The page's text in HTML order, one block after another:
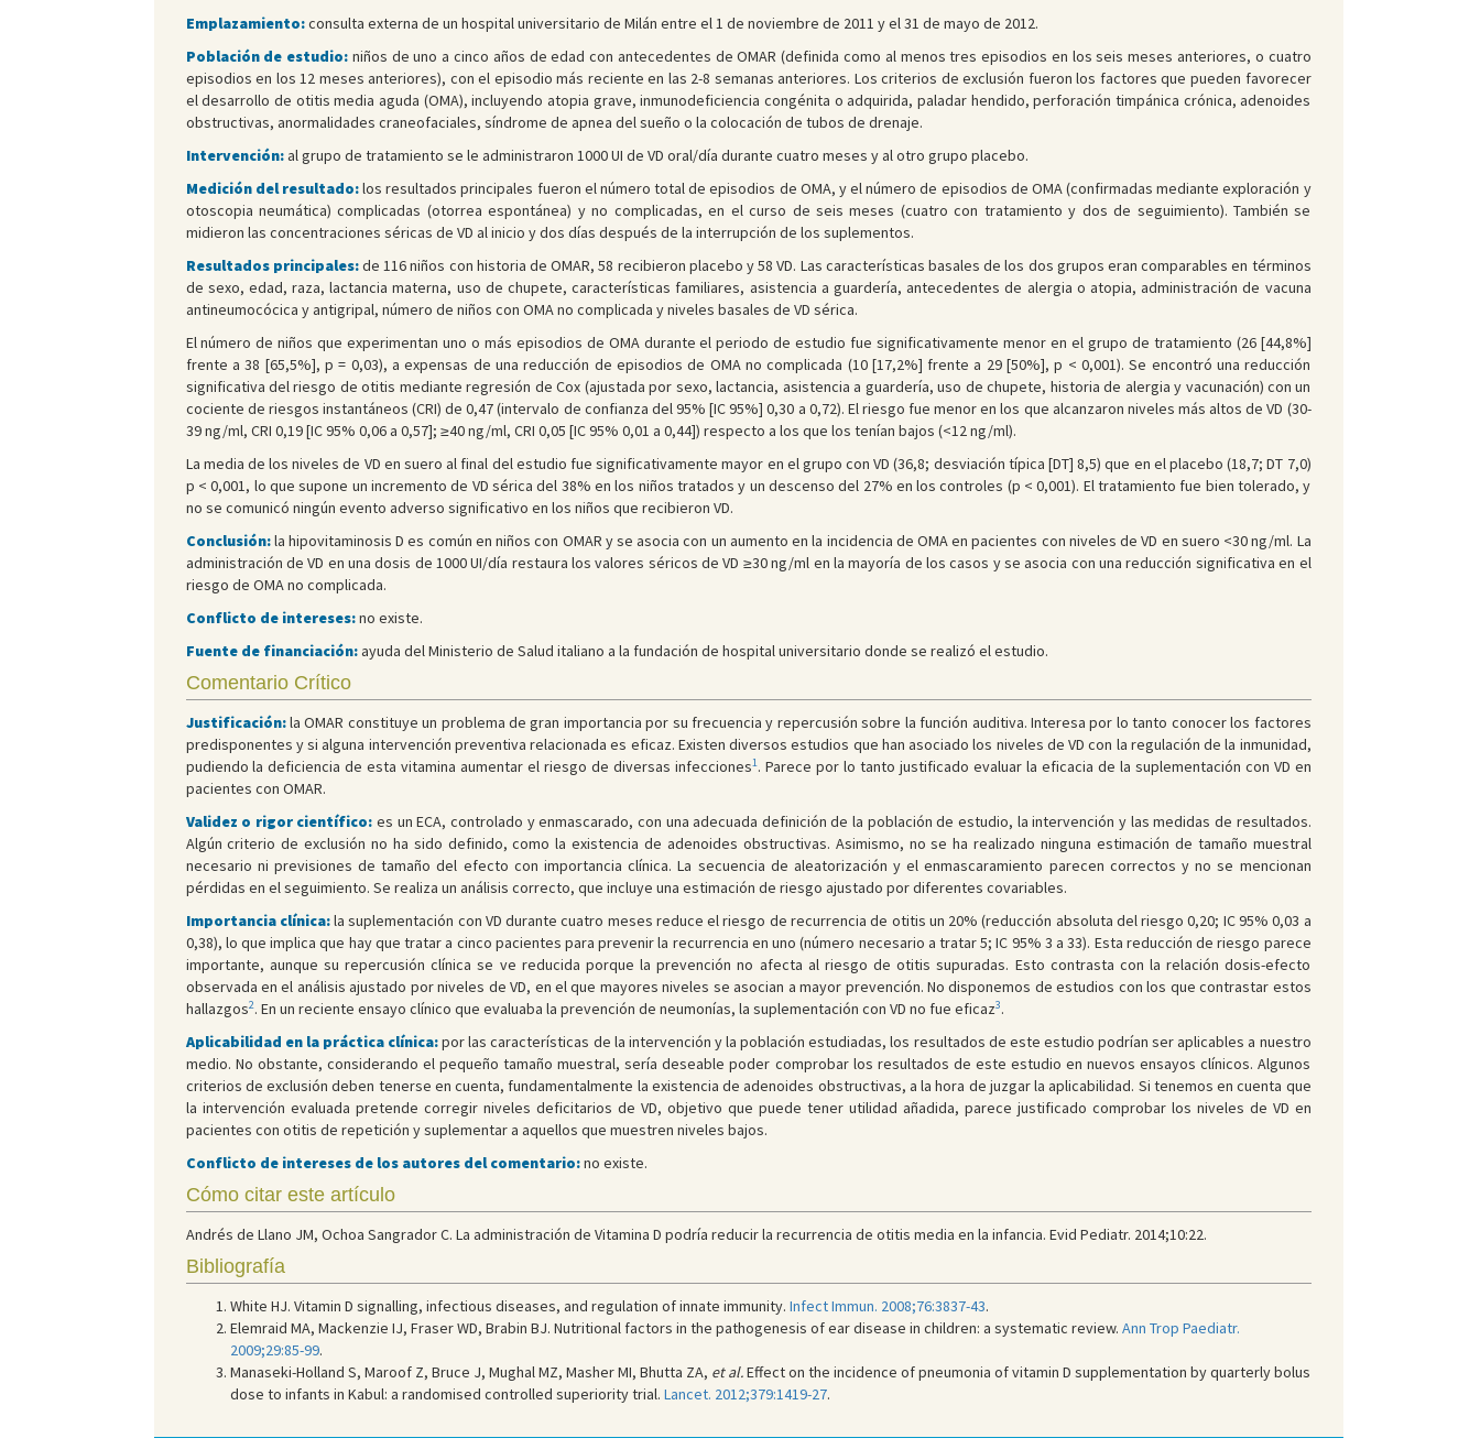
Emplazamiento:consulta externa de un hospital universitario de Milán entre el 1 de noviembre de 2011 y el 31 de mayo de 2012.
Población de estudio: niños de uno a cinco años de edad con antecedentes de OMAR (definida como al menos tres episodios en los seis meses anteriores, o cuatro
episodios en los 12 meses anteriores), con el episodio más reciente en las 2-8 semanas anteriores. Los criterios de exclusión fueron los factores que pueden favorecer
el desarrollo de otitis media aguda (OMA), incluyendo atopia grave, inmunodeficiencia congénita o adquirida, paladar hendido, perforación timpánica crónica, adenoides
obstructivas, anormalidades craneofaciales, síndrome de apnea del sueño o la colocación de tubos de drenaje.
Intervención:al grupo de tratamiento se le administraron 1000 UI de VD oral/día durante cuatro meses y al otro grupo placebo.
Medición del resultado:los resultados principales fueron el número total de episodios de OMA, y el número de episodios de OMA (confirmadas mediante exploración y
otoscopia neumática) complicadas (otorrea espontánea) y no complicadas, en el curso de seis meses (cuatro con tratamiento y dos de seguimiento). También se
midieron las concentraciones séricas de VD al inicio y dos días después de la interrupción de los suplementos.
Resultados principales:de 116 niños con historia de OMAR, 58 recibieron placebo y 58 VD. Las características basales de los dos grupos eran comparables en términos
de sexo, edad, raza, lactancia materna, uso de chupete, características familiares, asistencia a guardería, antecedentes de alergia o atopia, administración de vacuna
antineumocócica y antigripal, número de niños con OMA no complicada y niveles basales de VD sérica.
El número de niños que experimentan uno o más episodios de OMA durante el periodo de estudio fue significativamente menor en el grupo de tratamiento (26 [44,8%]
frente a 38 [65,5%], p = 0,03), a expensas de una reducción de episodios de OMA no complicada (10 [17,2%] frente a 29 [50%], p < 0,001). Se encontró una reducción
significativa del riesgo de otitis mediante regresión de Cox (ajustada por sexo, lactancia, asistencia a guardería, uso de chupete, historia de alergia y vacunación) con un
cociente de riesgos instantáneos (CRI) de 0,47 (intervalo de confianza del 95% [IC 95%] 0,30 a 0,72). El riesgo fue menor en los que alcanzaron niveles más altos de VD (30-
39 ng/ml, CRI 0,19 [IC 95% 0,06 a 0,57]; ≥40 ng/ml, CRI 0,05 [IC 95% 0,01 a 0,44]) respecto a los que los tenían bajos (<12 ng/ml).
La media de los niveles de VD en suero al final del estudio fue significativamente mayor en el grupo con VD (36,8; desviación típica [DT] 8,5) que en el placebo (18,7; DT 7,0)
p < 0,001, lo que supone un incremento de VD sérica del 38% en los niños tratados y un descenso del 27% en los controles (p < 0,001). El tratamiento fue bien tolerado, y
no se comunicó ningún evento adverso significativo en los niños que recibieron VD.
Conclusión:la hipovitaminosis D es común en niños con OMAR y se asocia con un aumento en la incidencia de OMA en pacientes con niveles de VD en suero <30 ng/ml. La
administración de VD en una dosis de 1000 UI/día restaura los valores séricos de VD ≥30 ng/ml en la mayoría de los casos y se asocia con una reducción significativa en el
riesgo de OMA no complicada.
Conflicto de intereses:no existe.
Fuente de financiación:ayuda del Ministerio de Salud italiano a la fundación de hospital universitario donde se realizó el estudio.
Comentario Crítico
Justificación:la OMAR constituye un problema de gran importancia por su frecuencia y repercusión sobre la función auditiva. Interesa por lo tanto conocer los factores
predisponentes y si alguna intervención preventiva relacionada es eficaz. Existen diversos estudios que han asociado los niveles de VD con la regulación de la inmunidad,
pudiendo la deficiencia de esta vitamina aumentar el riesgo de diversas infecciones1. Parece por lo tanto justificado evaluar la eficacia de la suplementación con VD en
pacientes con OMAR.
Validez o rigor científico: es un ECA, controlado y enmascarado, con una adecuada definición de la población de estudio, la intervención y las medidas de resultados.
Algún criterio de exclusión no ha sido definido, como la existencia de adenoides obstructivas. Asimismo, no se ha realizado ninguna estimación de tamaño muestral
necesario ni previsiones de tamaño del efecto con importancia clínica. La secuencia de aleatorización y el enmascaramiento parecen correctos y no se mencionan
pérdidas en el seguimiento. Se realiza un análisis correcto, que incluye una estimación de riesgo ajustado por diferentes covariables.
Importancia clínica:la suplementación con VD durante cuatro meses reduce el riesgo de recurrencia de otitis un 20% (reducción absoluta del riesgo 0,20; IC 95% 0,03 a
0,38), lo que implica que hay que tratar a cinco pacientes para prevenir la recurrencia en uno (número necesario a tratar 5; IC 95% 3 a 33). Esta reducción de riesgo parece
importante, aunque su repercusión clínica se ve reducida porque la prevención no afecta al riesgo de otitis supuradas. Esto contrasta con la relación dosis-efecto
observada en el análisis ajustado por niveles de VD, en el que mayores niveles se asocian a mayor prevención. No disponemos de estudios con los que contrastar estos
hallazgos2. En un reciente ensayo clínico que evaluaba la prevención de neumonías, la suplementación con VD no fue eficaz3.
Aplicabilidad en la práctica clínica:por las características de la intervención y la población estudiadas, los resultados de este estudio podrían ser aplicables a nuestro
medio. No obstante, considerando el pequeño tamaño muestral, sería deseable poder comprobar los resultados de este estudio en nuevos ensayos clínicos. Algunos
criterios de exclusión deben tenerse en cuenta, fundamentalmente la existencia de adenoides obstructivas, a la hora de juzgar la aplicabilidad. Si tenemos en cuenta que
la intervención evaluada pretende corregir niveles deficitarios de VD, objetivo que puede tener utilidad añadida, parece justificado comprobar los niveles de VD en
pacientes con otitis de repetición y suplementar a aquellos que muestren niveles bajos.
Conflicto de intereses de los autores del comentario:no existe.
Cómo citar este artículo
Andrés de Llano JM, Ochoa Sangrador C. La administración de Vitamina D podría reducir la recurrencia de otitis media en la infancia. Evid Pediatr. 2014;10:22.
Bibliografía
White HJ. Vitamin D signalling, infectious diseases, and regulation of innate immunity. Infect Immun. 2008;76:3837-43.
Elemraid MA, Mackenzie IJ, Fraser WD, Brabin BJ. Nutritional factors in the pathogenesis of ear disease in children: a systematic review. Ann Trop Paediatr.
2009;29:85-99.
Manaseki-Holland S, Maroof Z, Bruce J, Mughal MZ, Masher MI, Bhutta ZA, et al.Effect on the incidence of pneumonia of vitamin D supplementation by quarterly bolus
dose to infants in Kabul: a randomised controlled superiority trial. Lancet. 2012;379:1419-27.